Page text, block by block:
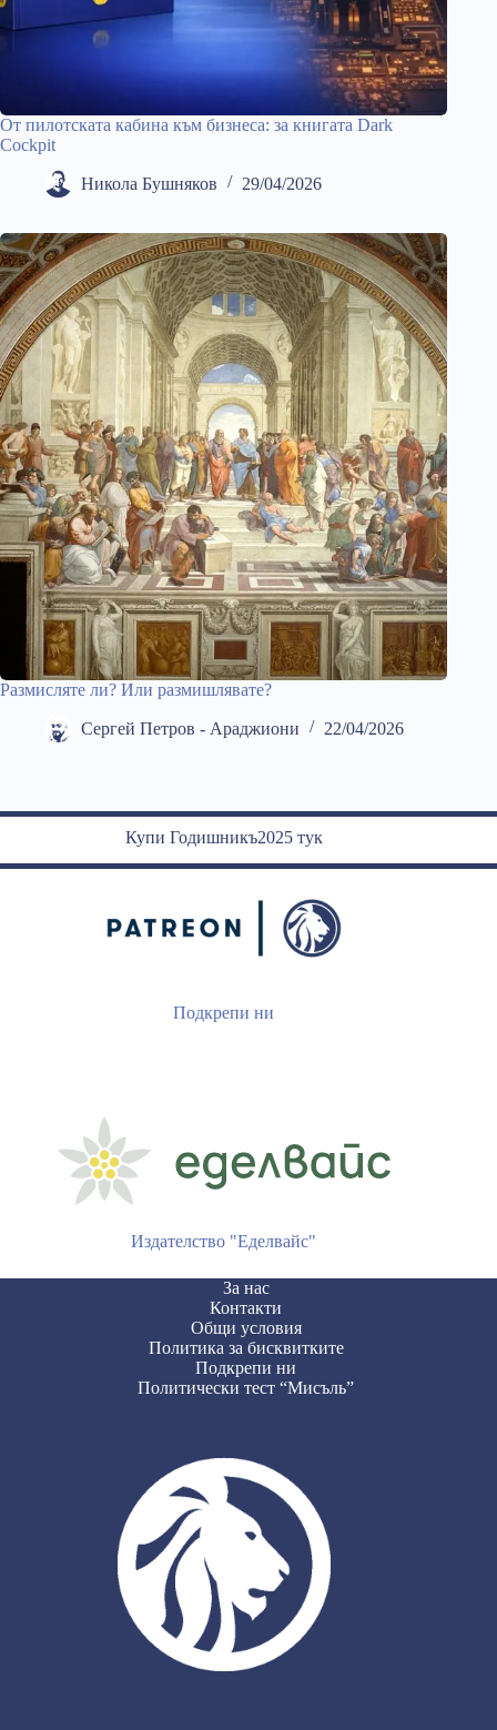
От пилотската кабина към бизнеса: за книгата Dark
Cockpit
Никола Бушняков 29/04/2026
Размисляте ли? Или размишлявате?
Сергей Петров - Араджиони 22/04/2026
Купи Годишникъ2025 тук
Подкрепи ни
Издателство "Еделвайс"
За нас
Контакти
Общи условия
Политика за бисквитките
Подкрепи ни
Политически тест “Мисъль”